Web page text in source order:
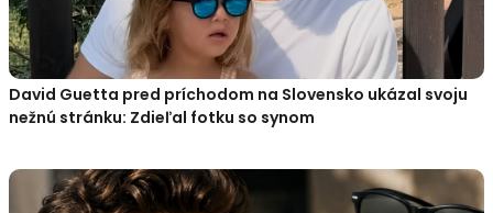
David Guetta pred príchodom na Slovensko ukázal svoju
nežnú stránku: Zdieľal fotku so synom